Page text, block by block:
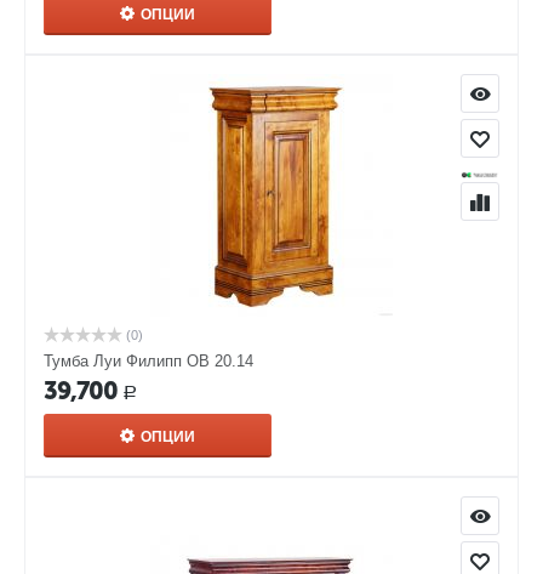
ОПЦИИ
(0)
Тумба Луи Филипп ОВ 20.14
39,700 Р
ОПЦИИ